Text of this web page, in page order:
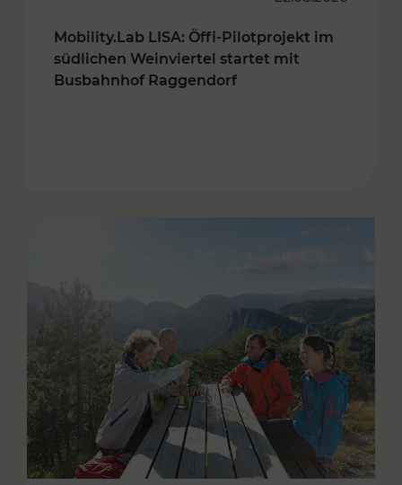
Mobility.Lab LISA: Öffi-Pilotprojekt im
südlichen Weinviertel startet mit
Busbahnhof Raggendorf